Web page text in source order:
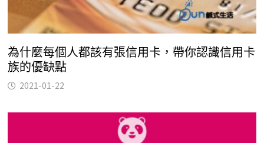
為什麼每個人都該有張信用卡，帶你認識信用卡
族的優缺點
2021-01-22